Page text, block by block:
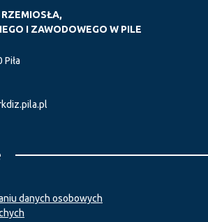
RZEMIOSŁA,
I ZAWODOWEGO W PILE
danych osobowych